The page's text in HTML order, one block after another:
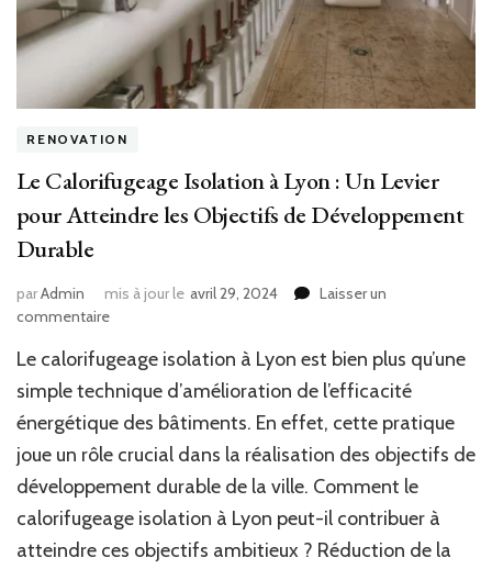
RENOVATION
Le Calorifugeage Isolation à Lyon : Un Levier
pour Atteindre les Objectifs de Développement
Durable
parAdmin mis à jour le avril 29, 2024
Laisser un
commentairesur
Calorifugeage
Isolation
Lyon
:
pour
Atteindre
Le calorifugeage isolation à Lyon est bien plus qu’une
simple technique d’amélioration de l’efficacité
énergétique des bâtiments. En effet, cette pratique
joue un rôle crucial dans la réalisation des objectifs de
développement durable de la ville. Comment le
calorifugeage isolation à Lyon peut-il contribuer à
atteindre ces objectifs ambitieux ? Réduction de la